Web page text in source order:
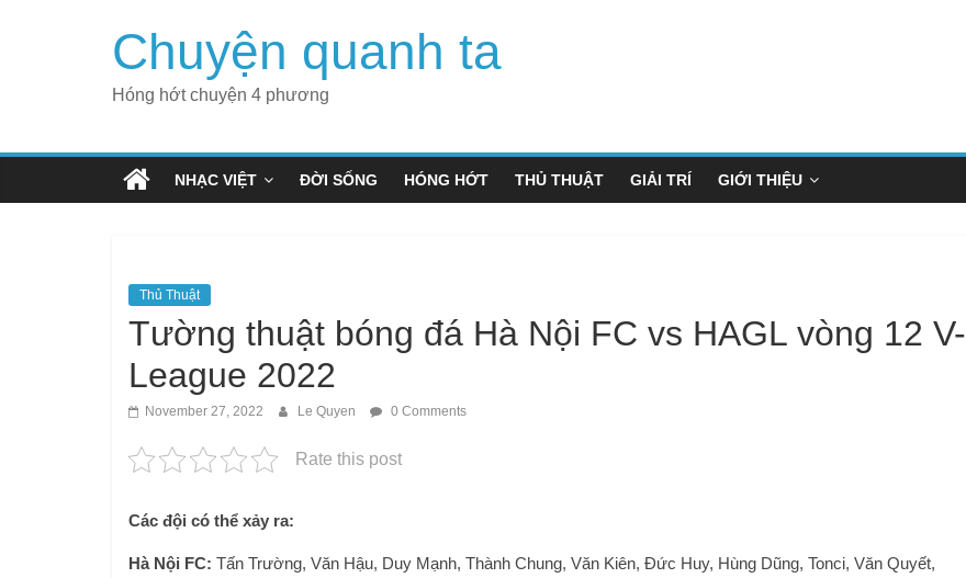
Chuyện quanh ta
Hóng hớt chuyện 4 phương
NHẠC VIỆT ĐỜI SỐNG HÓNG HỚT THỦ THUẬT GIẢI TRÍ GIỚI THIỆU
Thủ Thuật
Tường thuật bóng đá Hà Nội FC vs HAGL vòng 12 V-
League 2022
November 27, 2022 Le Quyen 0 Comments
Rate this post
Các đội có thể xảy ra:
Hà Nội FC: Tấn Trường, Văn Hậu, Duy Mạnh, Thành Chung, Văn Kiên, Đức Huy, Hùng Dũng, Tonci, Văn Quyết,